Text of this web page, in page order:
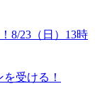
8/23（日）13時
受ける！